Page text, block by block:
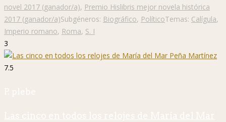
novel 2017 (ganador/a), Premio Hislibris mejor novela histórica
2017 (ganador/a)Subgéneros: Biográfico, PolíticoTemas: Calígula,
Imperio romano, Roma, S. I
3
7.5
P. plebe
Las cinco en todos los relojes de María del Mar